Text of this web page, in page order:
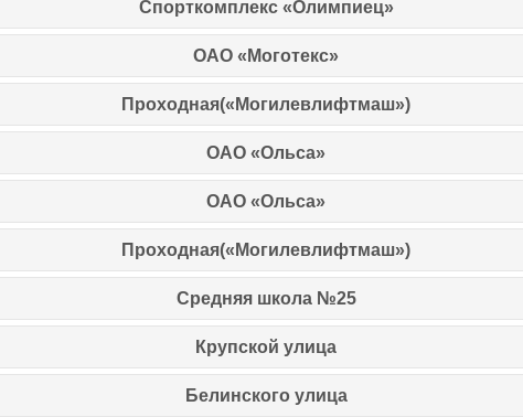
Спорткомплекс «Олимпиец»
ОАО «Моготекс»
Проходная(«Могилевлифтмаш»)
ОАО «Ольса»
ОАО «Ольса»
Проходная(«Могилевлифтмаш»)
Средняя школа №25
Крупской улица
Белинского улица